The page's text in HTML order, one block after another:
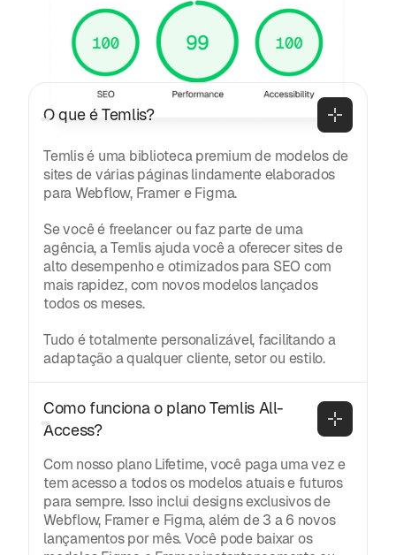
PERGUNTAS FREQUENTES
Perguntas frequentes
Geral
O que é Temlis?
Temlis é uma biblioteca premium de modelos de
sites de várias páginas lindamente elaborados
para Webflow, Framer e Figma.
Se você é freelancer ou faz parte de uma
agência, a Temlis ajuda você a oferecer sites de
alto desempenho e otimizados para SEO com
mais rapidez, com novos modelos lançados
todos os meses.
Tudo é totalmente personalizável, facilitando a
adaptação a qualquer cliente, setor ou estilo.
Como funciona o plano Temlis All-
Access?
Com nosso plano Lifetime, você paga uma vez e
tem acesso a todos os modelos atuais e futuros
para sempre. Isso inclui designs exclusivos de
Webflow, Framer e Figma, além de 3 a 6 novos
lançamentos por mês. Você pode baixar os